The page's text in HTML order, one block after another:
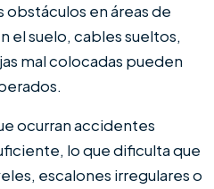
obstáculos en áreas de
el suelo, cables sueltos,
mal colocadas pueden
ocurran accidentes
lo que dificulta que
escalones irregulares o